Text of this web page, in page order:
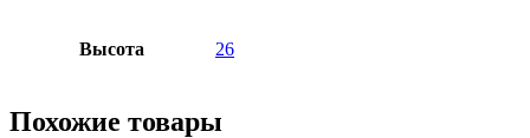
Высота 26
Похожие товары